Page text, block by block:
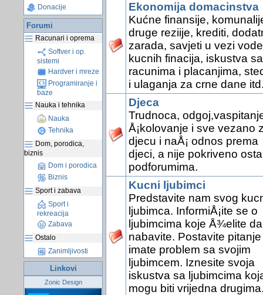
Donacije
Forumi
Racunari i oprema
Softver i op.
sistemi
Hardver i mreze
Programiranje i
baze
Nauka i tehnika
Nauka
Tehnika
Dom, porodica,
biznis
Dom i porodica
Biznis
Sport i zabava
Sport i
rekreacija
Zabava
Ostalo
Zanimljivosti
Linkovi
Zonic Design
Ekonomija domacinstva
Kućne finansije,
druge reziije, krediti,
zarada, savjeti u vezi
kucnih finacija, iskustva sa
racunima i placanjima,
i ulaganja za crne dane
Djeca
Trudnoca,
Å¡kolovanje i sve vezano
djecu i naÅ¡ odnos prema
djeci, a nije pokriveno
podforumima.
Kucni ljubimci
Predstavite nam svog
ljubimca. InformiÅ¡ite se o
ljubimcima koje Å¾elite da
nabavite. Postavite
imate problem sa svojim
ljubimcem. Iznesite svoja
iskustva sa ljubimcima
mogu biti vrijedna